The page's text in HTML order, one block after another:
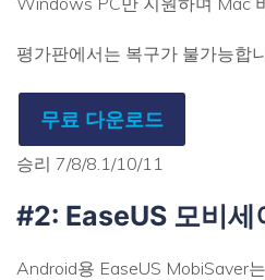
평가판에서는 복구가 불가능합
무료 다운로드
승리 7/8/8.1/10/11
#2: EaseUS 모비세
Android용 EaseUS MobiSaver